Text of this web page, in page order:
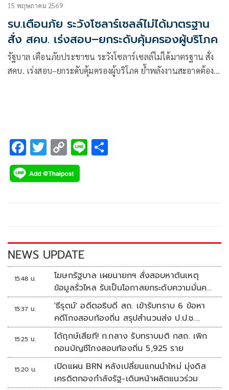
15 พฤษภาคม 2569
รบ.เตือนภัย ระวังโซลาร์เซลล์ไม่ได้มาตรฐาน
สั่ง สคบ. เร่งสอบ–ยกระดับคุ้มครองผู้บริโภค
รัฐบาล เตือนภัยประชาชน ระวังโซลาร์เซลล์ไม่ได้มาตรฐาน สั่ง
สคบ. เร่งสอบ–ยกระดับคุ้มครองผู้บริโภค ย้ำพลังงานสะอาดต้อง
F
ac
e
k
T
wi
tt
C
o
p
k
Li
NEWS UPDATE
15:48 น.
โฆษกรัฐบาล เผยนายกฯ สั่งสอบหาต้นเหตุ
ข้อมูลรั่วไหล รับเป็นโอกาสยกระดับความมั่นคง
ปลอดภัยข้อมูลภาครัฐทั้งระบบ
15:37 น.
'ธีรุตม์' อดีตอธิบดี สถ. เข้ารับทราบ 6 ข้อหา
คดีโกงสอบท้องถิ่น สรุปสำนวนส่ง ป.ป.ช.
สัปดาห์หน้า
15:25 น.
ได้ฤกษ์เสียที! ก.กลาง รับทราบมติ กสถ. เพิก
ถอนบัญชีโกงสอบท้องถิ่น 5,925 ราย
15:20 น.
เปิดแผน BRN หลังเปลี่ยนแกนนำใหม่ มุ่งดิส
เครดิตกองกำลังรัฐ-เดินหน้าผลิตแนวร่วม